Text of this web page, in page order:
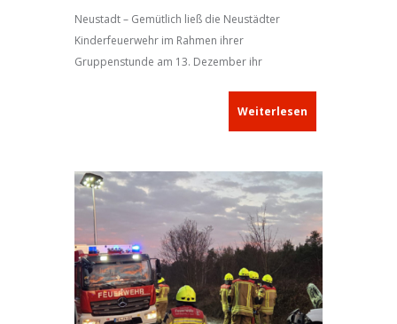
Neustadt – Gemütlich ließ die Neustädter
Kinderfeuerwehr im Rahmen ihrer
Gruppenstunde am 13. Dezember ihr
Weiterlesen